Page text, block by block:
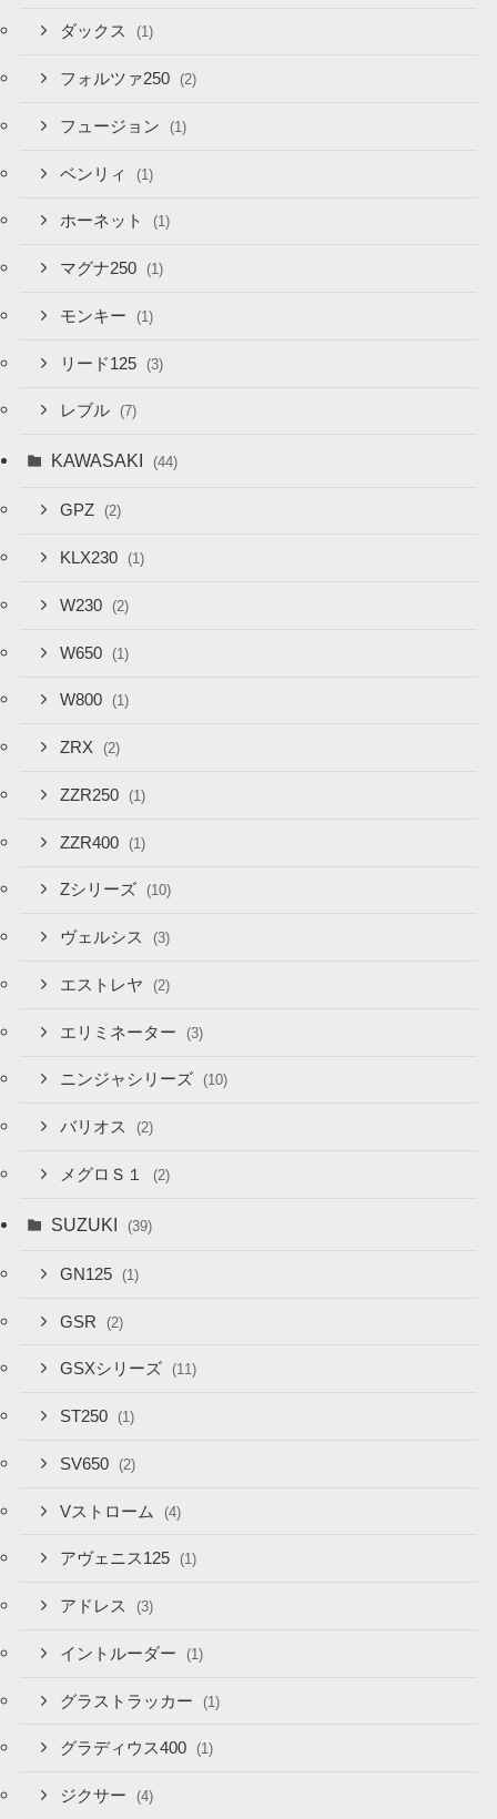
ダックス (1)
フォルツァ250 (2)
フュージョン (1)
ベンリィ (1)
ホーネット (1)
マグナ250 (1)
モンキー (1)
リード125 (3)
レブル (7)
KAWASAKI (44)
GPZ (2)
KLX230 (1)
W230 (2)
W650 (1)
W800 (1)
ZRX (2)
ZZR250 (1)
ZZR400 (1)
Zシリーズ (10)
ヴェルシス (3)
エストレヤ (2)
エリミネーター (3)
ニンジャシリーズ (10)
バリオス (2)
メグロＳ１ (2)
SUZUKI (39)
GN125 (1)
GSR (2)
GSXシリーズ (11)
ST250 (1)
SV650 (2)
Vストローム (4)
アヴェニス125 (1)
アドレス (3)
イントルーダー (1)
グラストラッカー (1)
グラディウス400 (1)
ジクサー (4)